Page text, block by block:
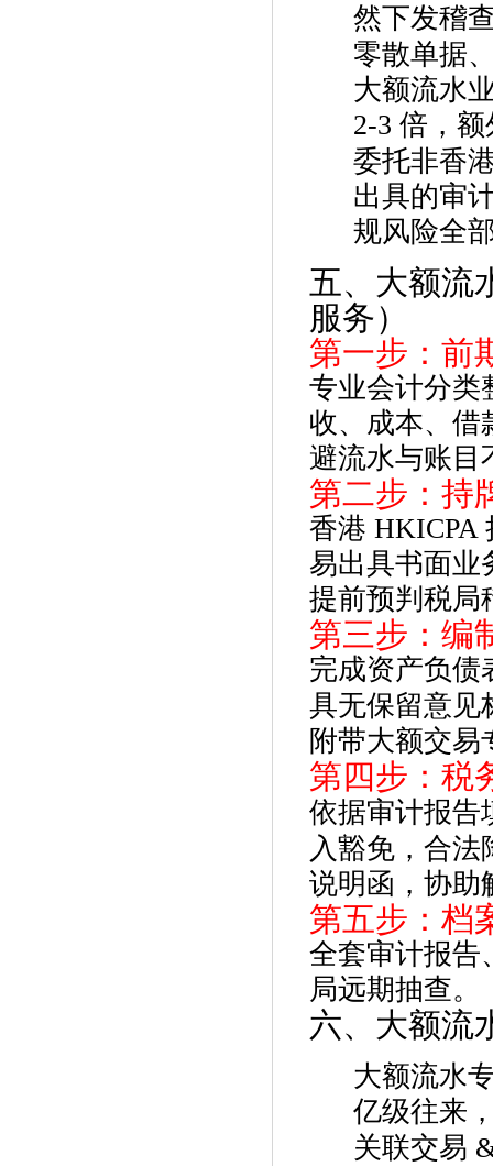
然下发稽
零散单据
大额流水
2-3 倍，
委托非香
出具的审
规风险全
五、大额流
服务）
第一步：前
专业会计分类
收、成本、借
避流水与账目
第二步：持
香港 HKICPA
易出具书面业
提前预判税局
第三步：编
完成资产负债
具无保留意见
附带大额交易
第四步：税
依据审计报告
入豁免 ，合
说明函，协助
第五步：档
全套审计报告
局远期抽查。
六、大额流
大额流水
亿级往来
关联交易